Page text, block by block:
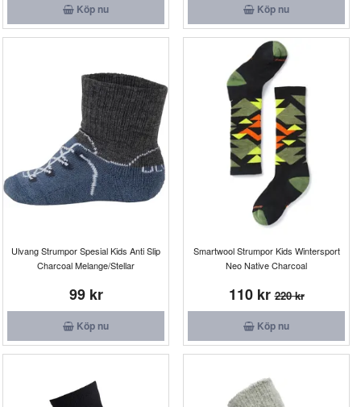
Köp nu Köp nu
Ulvang Strumpor Spesial Kids Anti Slip
Charcoal Melange/Stellar
99 kr
Köp nu
Smartwool Strumpor Kids Wintersport
Neo Native Charcoal
110 kr220 kr
Köp nu